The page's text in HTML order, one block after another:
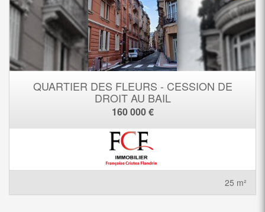
QUARTIER DES FLEURS - CESSION DE
DROIT AU BAIL
160 000 €
25 m²